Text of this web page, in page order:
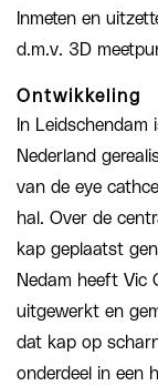
Inmeten en
d.m.v. 3D
Ontwikkeling
In
Nederland
van de eye
hal. Over de
kap geplaatst
Nedam heeft Vic
uitgewerkt en
dat kap op
onderdeel in een